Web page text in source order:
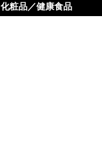
化粧品／健康食品